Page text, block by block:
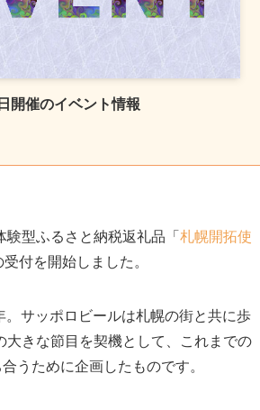
開催のイベント情報
型ふるさと納税返礼品「札幌開拓使
受付を開始しました。
サッポロビールは札幌の街と共に歩
きな節目を契機として、これまでの
うために企画したものです。